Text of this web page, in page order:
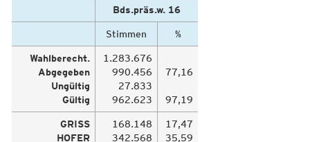
Bds.präs.w. 16
Stimmen %
Wahlberecht.
Abgegeben
Ungültig
Gültig
1.283.676
990.456
27.833
962.623
77,16
97,19
GRISS
HOFER
168.148
342.568
17,47
35,59